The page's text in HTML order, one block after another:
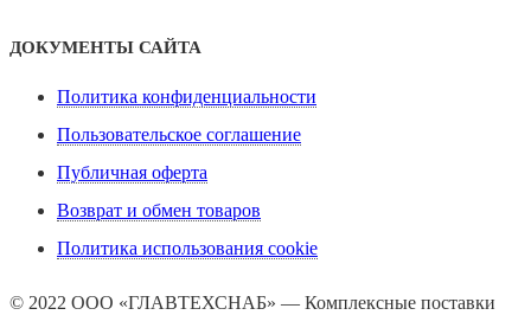
ДОКУМЕНТЫ САЙТА
Политика конфиденциальности
Пользовательское соглашение
Публичная оферта
Возврат и обмен товаров
Политика использования cookie
© 2022 ООО «ГЛАВТЕХСНАБ» — Комплексные поставки